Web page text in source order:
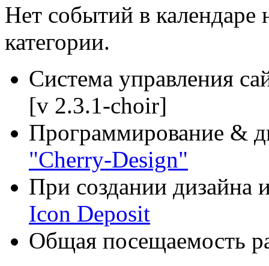
Нет событий в календаре
категории.
Система управления
[v 2.3.1-choir]
Программирование &
"Cherry-Design"
При создании дизайна
Icon Deposit
Общая посещаемость